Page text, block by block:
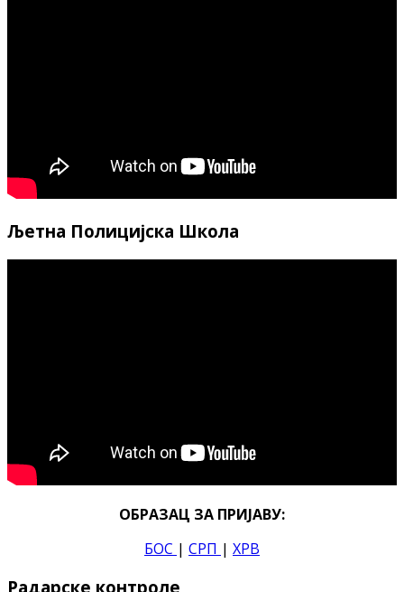
Љетна Полицијска Школа
ОБРАЗАЦ ЗА ПРИЈАВУ:
БОС | СРП | ХРВ
Радарске контроле